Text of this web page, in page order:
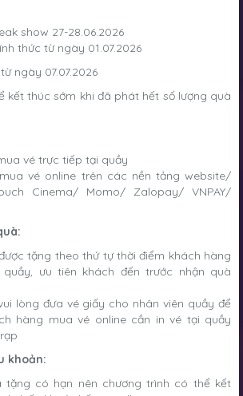
show 27-28.06.2026
thức từ ngày 01.07.2026
ngày 07.07.2026
kết thúc sớm khi đã phát hết số lượng quà
vé trực tiếp tại quầy
vé online trên các nền tảng website/
Cinema/ Momo/ Zalopay/ VNPAY/
tặng theo thứ tự thời điểm khách hàng
ưu tiên khách đến trước nhận quà
lòng đưa vé giấy cho nhân viên quầy để
hàng mua vé online cần in vé tại quầy
khoản:
tặng có hạn nên chương trình có thể kết